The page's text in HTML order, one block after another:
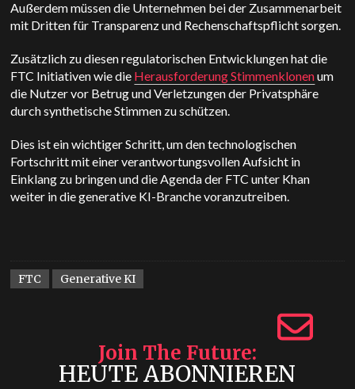
Außerdem müssen die Unternehmen bei der Zusammenarbeit
mit Dritten für Transparenz und Rechenschaftspflicht sorgen.
Zusätzlich zu diesen regulatorischen Entwicklungen hat die
FTC Initiativen wie die Herausforderung Stimmenklonenum
die Nutzer vor Betrug und Verletzungen der Privatsphäre
durch synthetische Stimmen zu schützen.
Dies ist ein wichtiger Schritt, um den technologischen
Fortschritt mit einer verantwortungsvollen Aufsicht in
Einklang zu bringen und die Agenda der FTC unter Khan
weiter in die generative KI-Branche voranzutreiben.
FTC Generative KI
Join The Future
HEUTE ABONNIEREN